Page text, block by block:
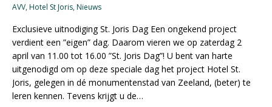
AVV,Hotel St Joris,Nieuws
Exclusieve uitnodiging St. Joris Dag Een ongekend project
verdient een ”eigen” dag. Daarom vieren we op zaterdag 2
april van 11.00 tot 16.00 ”St. Joris Dag”! U bent van harte
uitgenodigd om op deze speciale dag het project Hotel St.
Joris, gelegen in dé monumentenstad van Zeeland, (beter) te
leren kennen. Tevens krijgt u de…